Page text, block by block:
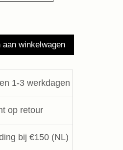
aan winkelwagen
1-3 werkdagen
op retour
bij €150 (NL)